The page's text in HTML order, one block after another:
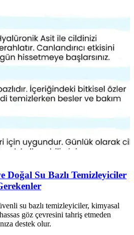
Doğal Su Bazlı Temizleyiciler
su bazlı temizleyiciler, kimyasal
göz çevresini tahriş etmeden
destek olur.